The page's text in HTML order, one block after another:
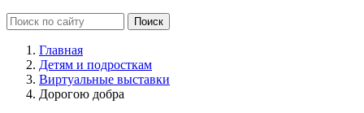
Главная
Детям и подросткам
Виртуальные выставки
Дорогою добра